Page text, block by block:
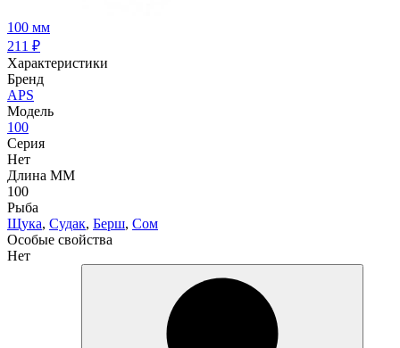
100 мм
211 ₽
Характеристики
Бренд
APS
Модель
100
Серия
Нет
Длина ММ
100
Рыба
Щука, Судак, Берш, Сом
Особые свойства
Нет